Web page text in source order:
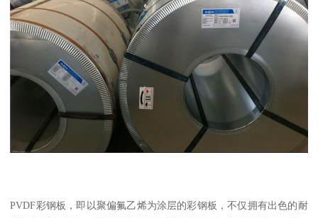
PVDF彩钢板，即以聚偏氟乙烯为涂层的彩钢板，不仅拥有出色的耐